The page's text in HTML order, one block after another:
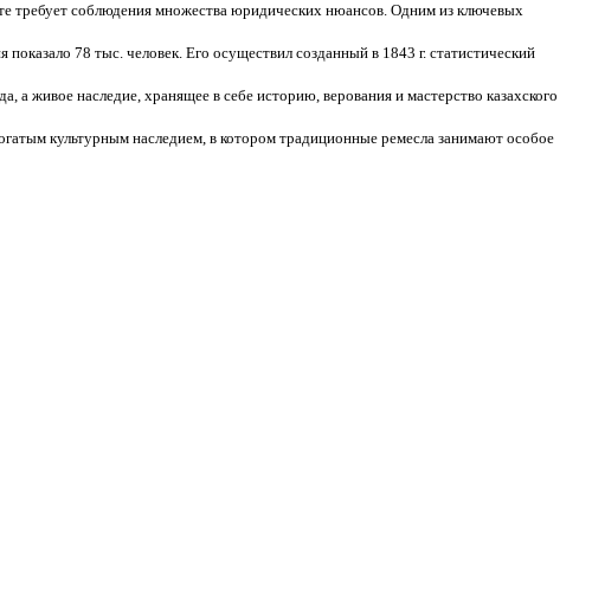
требует соблюдения множества юридических нюансов. Одним из ключевых
78 тыс. человек. Его осуществил созданный в 1843 г. статистический
живое наследие, хранящее в себе историю, верования и мастерство казахского
культурным наследием, в котором традиционные ремесла занимают особое